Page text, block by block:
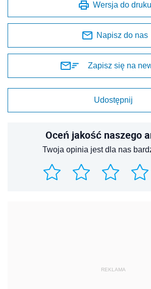
Wersja do druku
Napisz do nas
Zapisz się na
Udostępnij
Oceń jakość naszego
Twoja opinia jest dla nas
REKLAMA